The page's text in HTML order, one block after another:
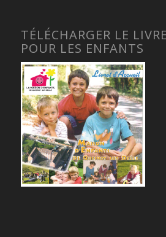
TÉLÉCHARGER LE
POUR LES ENFANTS